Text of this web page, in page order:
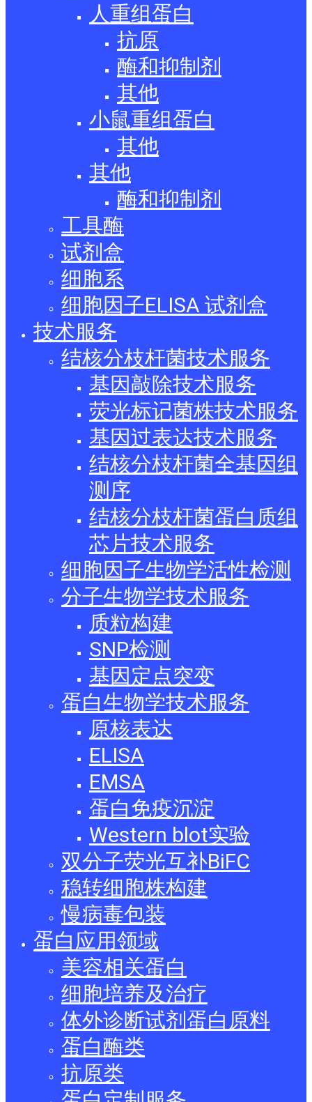
人重组蛋白
抗原
酶和抑制剂
其他
小鼠重组蛋白
其他
其他
酶和抑制剂
工具酶
试剂盒
细胞系
细胞因子ELISA 试剂盒
技术服务
结核分枝杆菌技术服务
基因敲除技术服务
荧光标记菌株技术服务
基因过表达技术服务
结核分枝杆菌全基因组
测序
结核分枝杆菌蛋白质组
芯片技术服务
细胞因子生物学活性检测
分子生物学技术服务
质粒构建
SNP检测
基因定点突变
蛋白生物学技术服务
原核表达
ELISA
EMSA
蛋白免疫沉淀
Western blot实验
双分子荧光互补BiFC
稳转细胞株构建
慢病毒包装
蛋白应用领域
美容相关蛋白
细胞培养及治疗
体外诊断试剂蛋白原料
蛋白酶类
抗原类